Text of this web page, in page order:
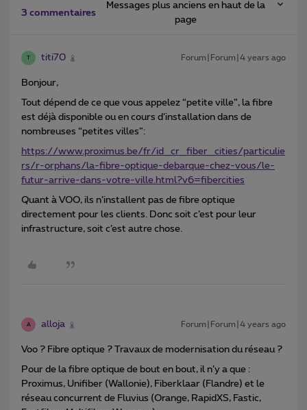
3 commentaires
Messages plus anciens en haut de la
page
T titi70 Forum|Forum|4 years ago
Bonjour,
Tout dépend de ce que vous appelez “petite ville”, la fibre
est déjà disponible ou en cours d’installation dans de
nombreuses “petites villes”:
https://www.proximus.be/fr/id_cr_fiber_cities/particulie
rs/r-orphans/la-fibre-optique-debarque-chez-vous/le-
futur-arrive-dans-votre-ville.html?v6=fibercities
Quant à VOO, ils n’installent pas de fibre optique
directement pour les clients. Donc soit c’est pour leur
infrastructure, soit c’est autre chose.
A alloja Forum|Forum|4 years ago
Voo ? Fibre optique ? Travaux de modernisation du réseau ?
Pour de la fibre optique de bout en bout, il n’y a que :
Proximus, Unifiber (Wallonie), Fiberklaar (Flandre) et le
réseau concurrent de Fluvius (Orange, RapidXS, Fastic,